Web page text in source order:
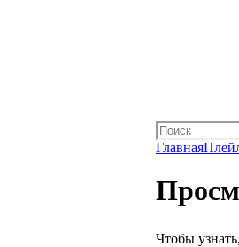
Главная
Чтобы